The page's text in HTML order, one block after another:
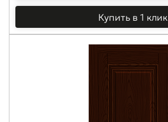
Купить в 1 клик